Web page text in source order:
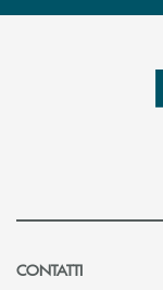
CONTATTI